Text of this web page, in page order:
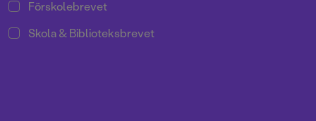
Förskolebrevet
Skola & Biblioteksbrevet